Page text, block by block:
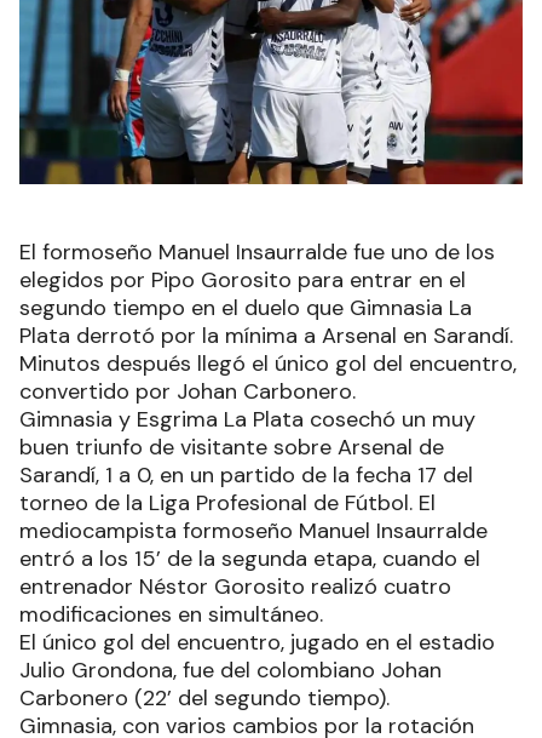
El formoseño Manuel Insaurralde fue uno de los
elegidos por Pipo Gorosito para entrar en el
segundo tiempo en el duelo que Gimnasia La
Plata derrotó por la mínima a Arsenal en Sarandí.
Minutos después llegó el único gol del encuentro,
convertido por Johan Carbonero.
Gimnasia y Esgrima La Plata cosechó un muy
buen triunfo de visitante sobre Arsenal de
Sarandí, 1 a 0, en un partido de la fecha 17 del
torneo de la Liga Profesional de Fútbol. El
mediocampista formoseño Manuel Insaurralde
entró a los 15’ de la segunda etapa, cuando el
entrenador Néstor Gorosito realizó cuatro
modificaciones en simultáneo.
El único gol del encuentro, jugado en el estadio
Julio Grondona, fue del colombiano Johan
Carbonero (22’ del segundo tiempo).
Gimnasia, con varios cambios por la rotación